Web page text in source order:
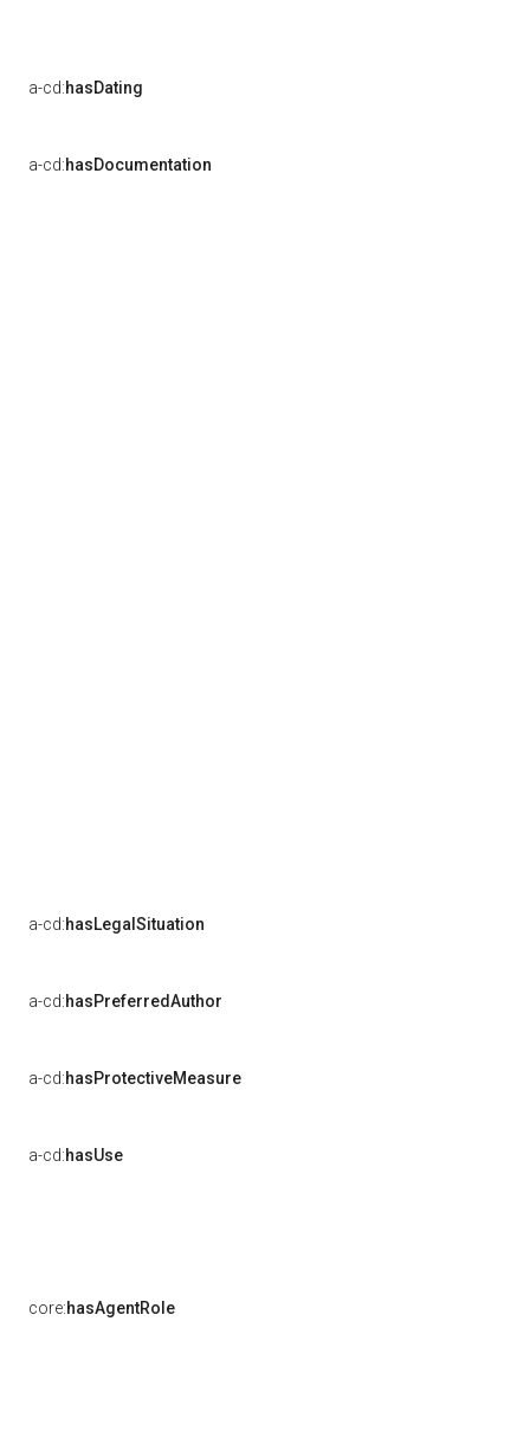
a-cd:hasDating
a-cd:hasDocumentation
a-cd:hasLegalSituation
a-cd:hasPreferredAuthor
a-cd:hasProtectiveMeasure
a-cd:hasUse
core:hasAgentRole